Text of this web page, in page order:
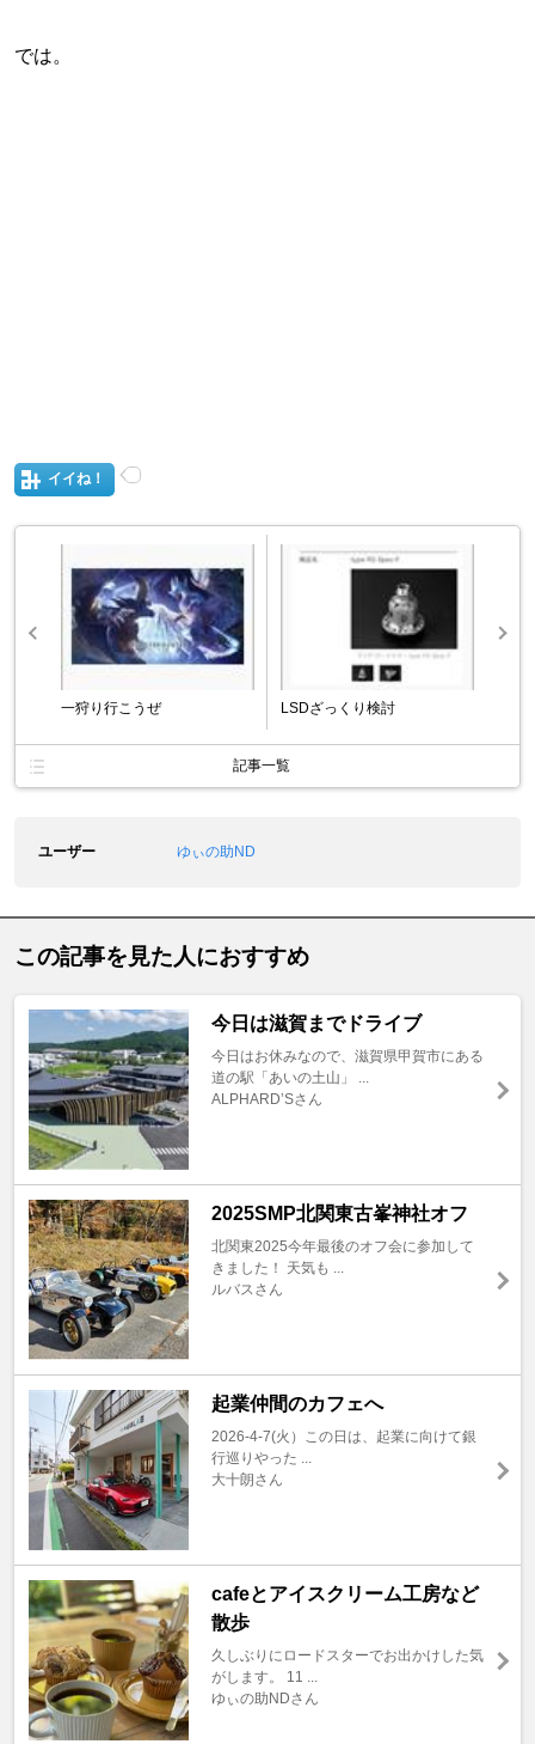
では。
イイね！
一狩り行こうぜ LSDざっくり検討
記事一覧
ユーザー ゆぃの助ND
この記事を見た人におすすめ
今日は滋賀までドライブ
今日はお休みなので、滋賀県甲賀市にある
道の駅「あいの土山」 ...
ALPHARD’Sさん
2025SMP北関東古峯神社オフ
北関東2025今年最後のオフ会に参加して
きました！ 天気も ...
ルバスさん
起業仲間のカフェへ
2026-4-7(火）この日は、起業に向けて銀
行巡りやった ...
大十朗さん
cafeとアイスクリーム工房など
散歩
久しぶりにロードスターでお出かけした気
がします。 11 ...
ゆぃの助NDさん